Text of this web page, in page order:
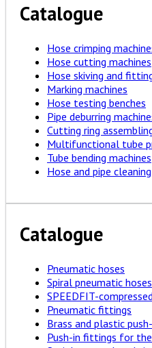
Catalogue
Hose crimping
Hose cutting machines
Hose skiving and
Marking machines
Hose testing benches
Pipe deburring
Cutting ring
Multifunctional tube
Tube bending machines
Hose and pipe
Catalogue
Pneumatic hoses
Spiral pneumatic hoses
SPEEDFIT-
Pneumatic fittings
Brass and plastic
Push-in fittings for